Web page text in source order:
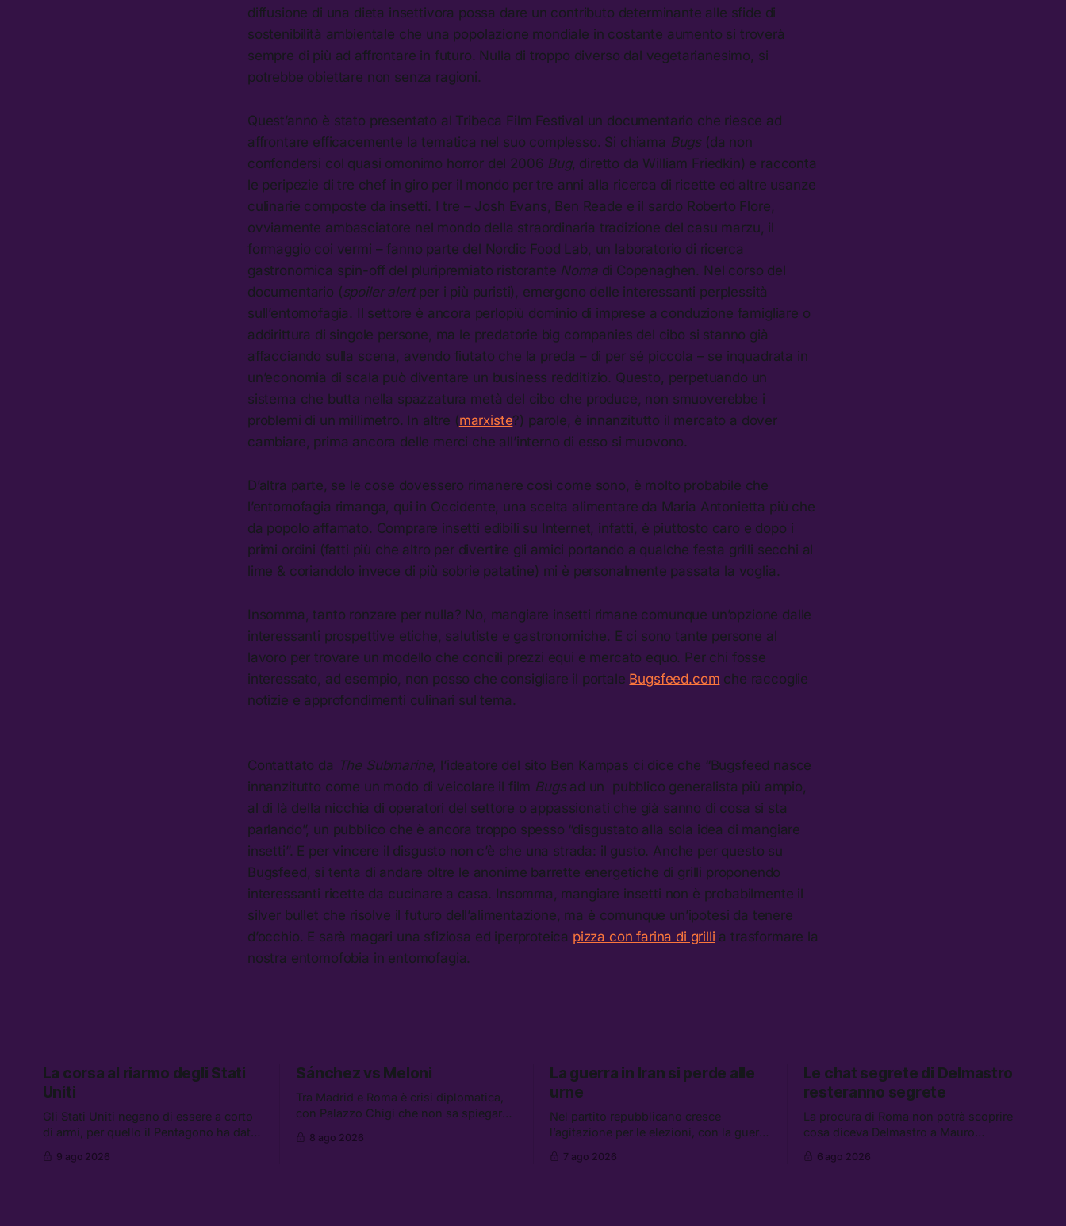
diffusione di una dieta insettivora possa dare un contributo determinante alle sfide di
sostenibilità ambientale che una popolazione mondiale in costante aumento si troverà
sempre di più ad affrontare in futuro. Nulla di troppo diverso dal vegetarianesimo, si
potrebbe obiettare non senza ragioni.
Quest’anno è stato presentato al Tribeca Film Festival un documentario che riesce ad
affrontare efficacemente la tematica nel suo complesso. Si chiama Bugs(da non
confondersi col quasi omonimo horror del 2006 Bug, diretto da William Friedkin) e racconta
le peripezie di tre chef in giro per il mondo per tre anni alla ricerca di ricette ed altre usanze
culinarie composte da insetti. I tre – Josh Evans, Ben Reade e il sardo Roberto Flore,
ovviamente ambasciatore nel mondo della straordinaria tradizione del casu marzu, il
formaggio coi vermi – fanno parte del Nordic Food Lab, un laboratorio di ricerca
gastronomica spin-off del pluripremiato ristorante Nomadi Copenaghen. Nel corso del
documentario (spoiler alertper i più puristi), emergono delle interessanti perplessità
sull’entomofagia. Il settore è ancora perlopiù dominio di imprese a conduzione famigliare o
addirittura di singole persone, ma le predatorie big companies del cibo si stanno già
affacciando sulla scena, avendo fiutato che la preda – di per sé piccola – se inquadrata in
un’economia di scala può diventare un business redditizio. Questo, perpetuando un
sistema che butta nella spazzatura metà del cibo che produce, non smuoverebbe i
problemi di un millimetro. In altre (marxiste?) parole, è innanzitutto il mercato a dover
cambiare, prima ancora delle merci che all’interno di esso si muovono.
D’altra parte, se le cose dovessero rimanere così come sono, è molto probabile che
l’entomofagia rimanga, qui in Occidente, una scelta alimentare da Maria Antonietta più che
da popolo affamato. Comprare insetti edibili su Internet, infatti, è piuttosto caro e dopo i
primi ordini (fatti più che altro per divertire gli amici portando a qualche festa grilli secchi al
lime & coriandolo invece di più sobrie patatine) mi è personalmente passata la voglia.
Insomma, tanto ronzare per nulla? No, mangiare insetti rimane comunque un’opzione dalle
interessanti prospettive etiche, salutiste e gastronomiche. E ci sono tante persone al
lavoro per trovare un modello che concili prezzi equi e mercato equo. Per chi fosse
interessato, ad esempio, non posso che consigliare il portale Bugsfeed.com che raccoglie
notizie e approfondimenti culinari sul tema.
Contattato da The Submarine, l’ideatore del sito Ben Kampas ci dice che “Bugsfeed nasce
innanzitutto come un modo di veicolare il film Bugsad un pubblico generalista più ampio,
al di là della nicchia di operatori del settore o appassionati che già sanno di cosa si sta
parlando”, un pubblico che è ancora troppo spesso “disgustato alla sola idea di mangiare
insetti”. E per vincere il disgusto non c’è che una strada: il gusto. Anche per questo su
Bugsfeed, si tenta di andare oltre le anonime barrette energetiche di grilli proponendo
interessanti ricette da cucinare a casa. Insomma, mangiare insetti non è probabilmente il
silver bullet che risolve il futuro dell’alimentazione, ma è comunque un’ipotesi da tenere
d’occhio. E sarà magari una sfiziosa ed iperproteica pizza con farina di grilli a trasformare la
nostra entomofobia in entomofagia.
La corsa al riarmo degli Stati
Uniti
Gli Stati Uniti negano di essere a corto
di armi, per quello il Pentagono ha dato
presentare piani di riarmo. Tra le altre
9 ago 2026
Sánchez vs Meloni
Tra Madrid e Roma è crisi diplomatica,
con Palazzo Chigi che non sa spiegare
sospensione di Schengen. Tra le altre
8 ago 2026
La guerra in Iran si perde alle
urne
Nel partito repubblicano cresce
l’agitazione per le elezioni, con la guerra
le altre notizie: due alti dirigenti del
7 ago 2026
Le chat segrete di Delmastro
resteranno segrete
La procura di Roma non potrà scoprire
cosa diceva Delmastro a Mauro
clan Senese. Tra le altre notizie: le IDF
6 ago 2026